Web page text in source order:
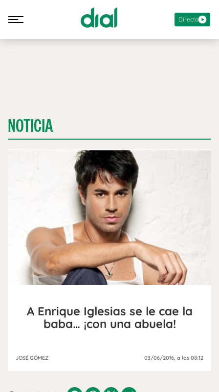
Directo
NOTICIA
A Enrique Iglesias se le cae la
baba… ¡con una abuela!
JOSÉ GÓMEZ 03/06/2016 , a las 08:12